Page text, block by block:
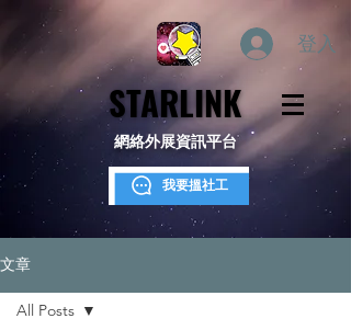
登入
STARLINK
STARLINK
網絡外展資訊平台
我要搵社工
文章
All Posts